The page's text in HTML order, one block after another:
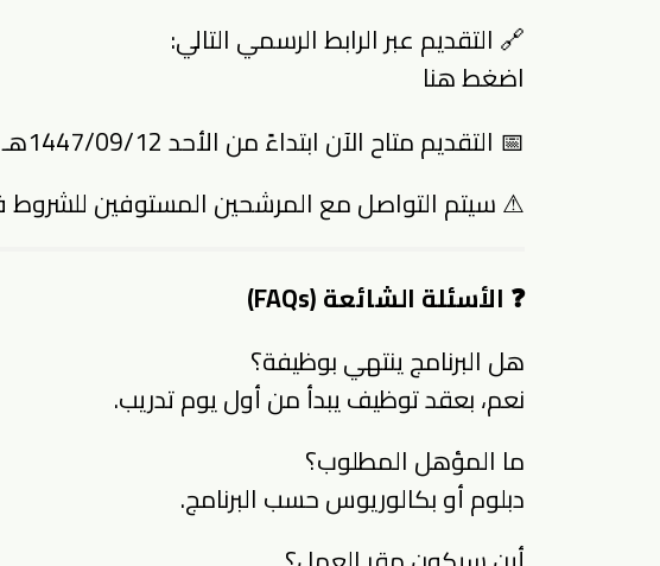
🔗 التقديم عبر الرابط الرسمي التالي:
اضغط هنا
📅 التقديم متاح الآن ابتداءً من الأحد 1447/09/12هـ الموافق 2026/03/01م.
⚠ سيتم التواصل مع المرشحين المستوفين
❓ الأسئلة الشائعة (FAQs)
هل البرنامج ينتهي بوظيفة؟
نعم، بعقد توظيف يبدأ من أول يوم تدريب.
ما المؤهل المطلوب؟
دبلوم أو بكالوريوس حسب البرنامج.